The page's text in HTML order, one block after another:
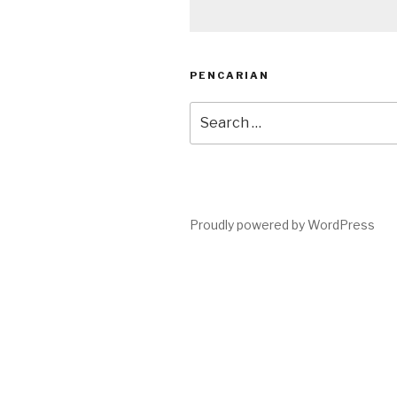
PENCARIAN
for:
Proudly powered by WordPress